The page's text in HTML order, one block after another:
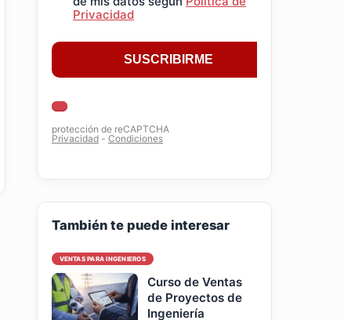
También te puede interesar
VENTAS PARA INGENIEROS
Curso de Ventas
de Proyectos de
Ingeniería